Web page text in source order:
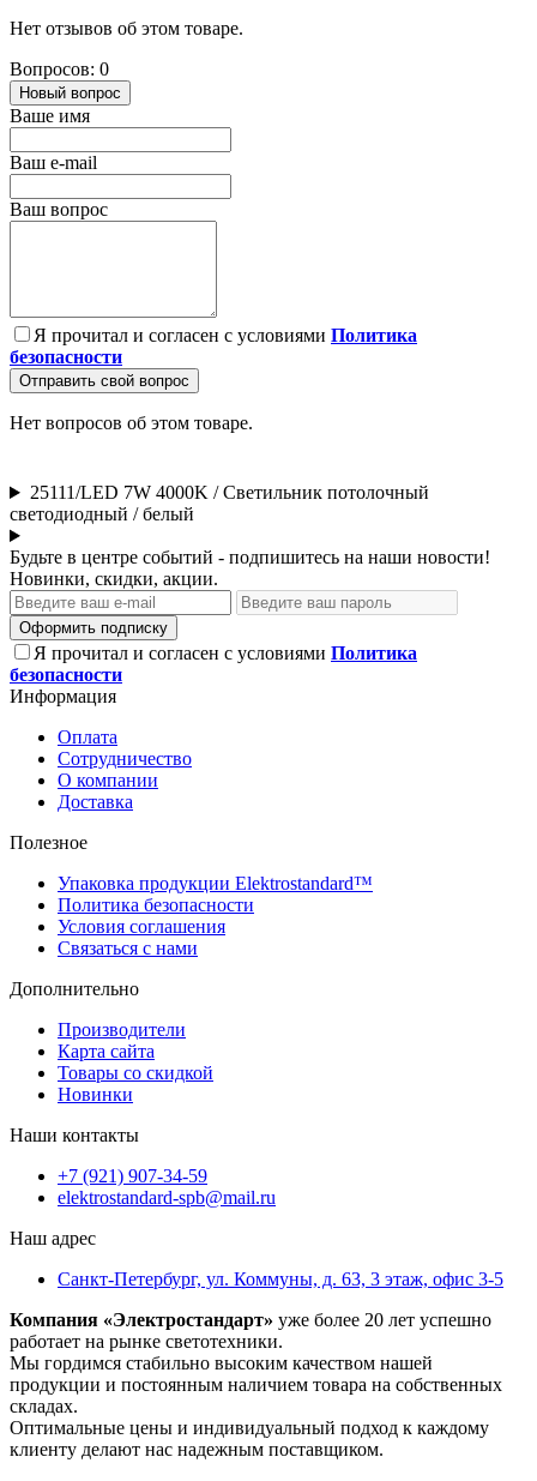
Нет отзывов об этом товаре.
Вопросов: 0
Новый вопрос
Ваше имя
Ваш e-mail
Ваш вопрос
Я прочитал и согласен с условиями Политика
безопасности
Отправить свой вопрос
Нет вопросов об этом товаре.
25111/LED 7W 4000K / Светильник потолочный
светодиодный / белый
Будьте в центре событий - подпишитесь на наши новости!
Новинки, скидки, акции.
Оформить подписку
Я прочитал и согласен с условиями Политика
безопасности
Информация
Оплата
Сотрудничество
О компании
Доставка
Полезное
Упаковка продукции Elektrostandard™
Политика безопасности
Условия соглашения
Связаться с нами
Дополнительно
Производители
Карта сайта
Товары со скидкой
Новинки
Наши контакты
+7 (921) 907-34-59
elektrostandard-spb@mail.ru
Наш адрес
Санкт-Петербург, ул. Коммуны, д. 63, 3 этаж, офис 3-5
Компания «Электростандарт» уже более 20 лет успешно
работает на рынке светотехники.
Мы гордимся стабильно высоким качеством нашей
продукции и постоянным наличием товара на собственных
складах.
Оптимальные цены и индивидуальный подход к каждому
клиенту делают нас надежным поставщиком.